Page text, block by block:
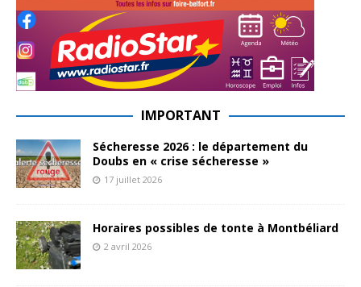
IMPORTANT
Sécheresse 2026 : le département du
Doubs en « crise sécheresse »
17 juillet 2026
Horaires possibles de tonte à Montbéliard
2 avril 2026